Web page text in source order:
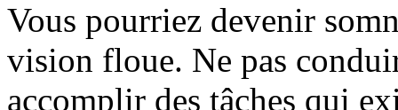
Vous pourriez devenir
vision floue. Ne pas
accomplir des tâches qui